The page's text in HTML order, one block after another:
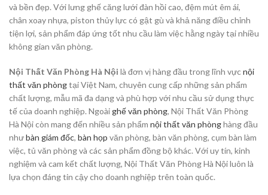
và bền đẹp. Với lưng ghế căng lưới đàn hồi cao, đệm mút êm ái,
chân xoay nhựa, piston thủy lực có gật gù và khả năng điều chỉnh
tiện lợi, sản phẩm đáp ứng tốt nhu cầu làm việc hằng ngày tại nhiều
không gian văn phòng.
Nội Thất Văn Phòng Hà Nội là đơn vị hàng đầu trong lĩnh vựcnội
thất văn phòngtại Việt Nam, chuyên cung cấp những sản phẩm
chất lượng, mẫu mã đa dạng và phù hợp với nhu cầu sử dụng thực
tế của doanh nghiệp. Ngoài ghế văn phòng, Nội Thất Văn Phòng
Hà Nội còn mang đến nhiều sản phẩmnội thất văn phònghàng đầu
nhưbàn giám đốc,bàn họp văn phòng, bàn văn phòng, cụm bàn làm
việc, tủ văn phòng và các sản phẩm đồng bộ khác. Với uy tín, kinh
nghiệm và cam kết chất lượng, Nội Thất Văn Phòng Hà Nội luôn là
lựa chọn đáng tin cậy cho doanh nghiệp trên toàn quốc.